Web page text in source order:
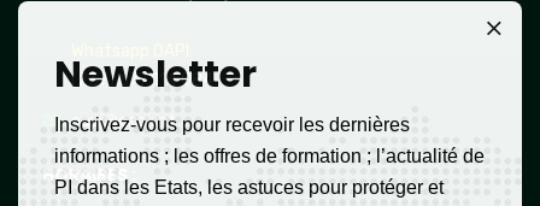
(237) 677 114 084
oapi@oapi.int
HORAIRES :
Newsletter
Inscrivez-vous pour recevoir les dernières
informations ; les offres de formation ; l’actualité de
PI dans les Etats, les astuces pour protéger et